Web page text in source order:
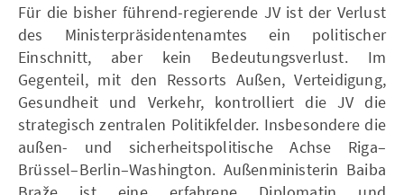
Für die bisher führend-regierende JV ist der Verlust
des Ministerpräsidentenamtes ein politischer
Einschnitt, aber kein Bedeutungsverlust. Im
Gegenteil, mit den Ressorts Außen, Verteidigung,
Gesundheit und Verkehr, kontrolliert die JV die
strategisch zentralen Politikfelder. Insbesondere die
außen- und sicherheitspolitische Achse Riga–
Brüssel–Berlin–Washington. Außenministerin Baiba